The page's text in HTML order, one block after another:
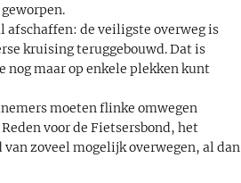
afschaffen: de veiligste overweg is
kruising teruggebouwd. Dat is
nog maar op enkele plekken kunt
moeten flinke omwegen
voor de Fietsersbond, het
zoveel mogelijk overwegen, al dan